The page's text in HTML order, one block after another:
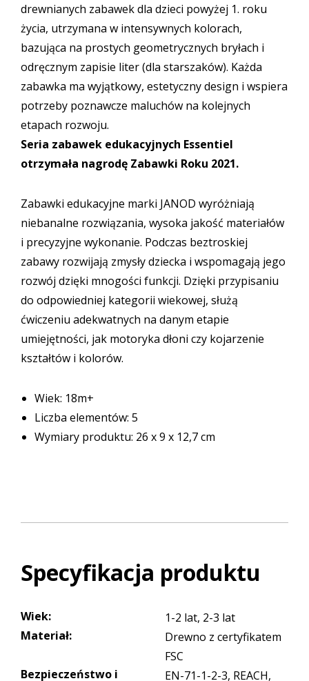
drewnianych zabawek dla dzieci powyżej 1. roku
życia, utrzymana w intensywnych kolorach,
bazująca na prostych geometrycznych bryłach i
odręcznym zapisie liter (dla starszaków). Każda
zabawka ma wyjątkowy, estetyczny design i wspiera
potrzeby poznawcze maluchów na kolejnych
etapach rozwoju.
Seria zabawek edukacyjnych Essentiel
otrzymała nagrodę Zabawki Roku 2021.
Zabawki edukacyjne marki JANOD wyróżniają
niebanalne rozwiązania, wysoka jakość materiałów
i precyzyjne wykonanie. Podczas beztroskiej
zabawy rozwijają zmysły dziecka i wspomagają jego
rozwój dzięki mnogości funkcji. Dzięki przypisaniu
do odpowiedniej kategorii wiekowej, służą
ćwiczeniu adekwatnych na danym etapie
umiejętności, jak motoryka dłoni czy kojarzenie
kształtów i kolorów.
Wiek: 18m+
Liczba elementów: 5
Wymiary produktu: 26 x 9 x 12,7 cm
Specyfikacja produktu
Wiek:
1-2 lat, 2-3 lat
Materiał:
Drewno z certyfikatem
FSC
Bezpieczeństwo i
EN-71-1-2-3, REACH,